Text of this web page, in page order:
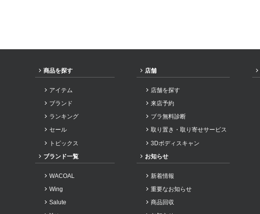
商品を探す
アイテム
ブランド
ランキング
セール
トピックス
ブランド一覧
WACOAL
Wing
Salute
店舗
店舗を探す
来店予約
ブラ無料診断
取り置き・取り寄せサービス
3Dボディスキャン
お知らせ
新着情報
重要なお知らせ
商品回収